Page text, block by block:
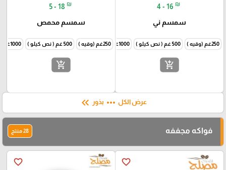
4 - 16 ₪
سمسم ني
250غم (وقيه ) 500 غم ( نص كيلو ) 1000غم (كيلو )
add_shopping_cart
5 - 18 ₪
سمسم محمص
250غم (وقيه ) 500 غم ( نص كيلو ) 1000غم (كيلو )
add_shopping_cart
عرض الكل more_horiz بذور keyboard_double_arrow_left
فواكه مجففه 28 منتج
favorite_border
favorite_border